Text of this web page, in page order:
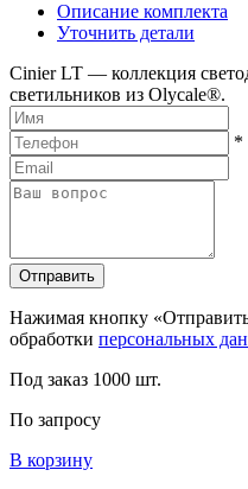
Описание комплекта
Уточнить детали
Cinier LT — коллекция
светильников из Olycale®.
*
Отправить
Нажимая кнопку
обработки персональных
Под заказ 1000 шт.
По запросу
В корзину